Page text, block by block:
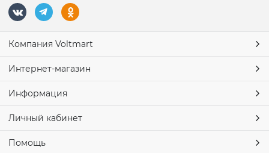
Компания Voltmart
Интернет-магазин
Информация
Личный кабинет
Помощь